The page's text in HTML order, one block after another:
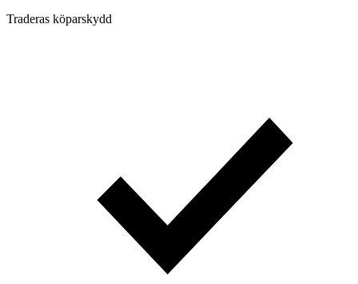
Traderas köparskydd